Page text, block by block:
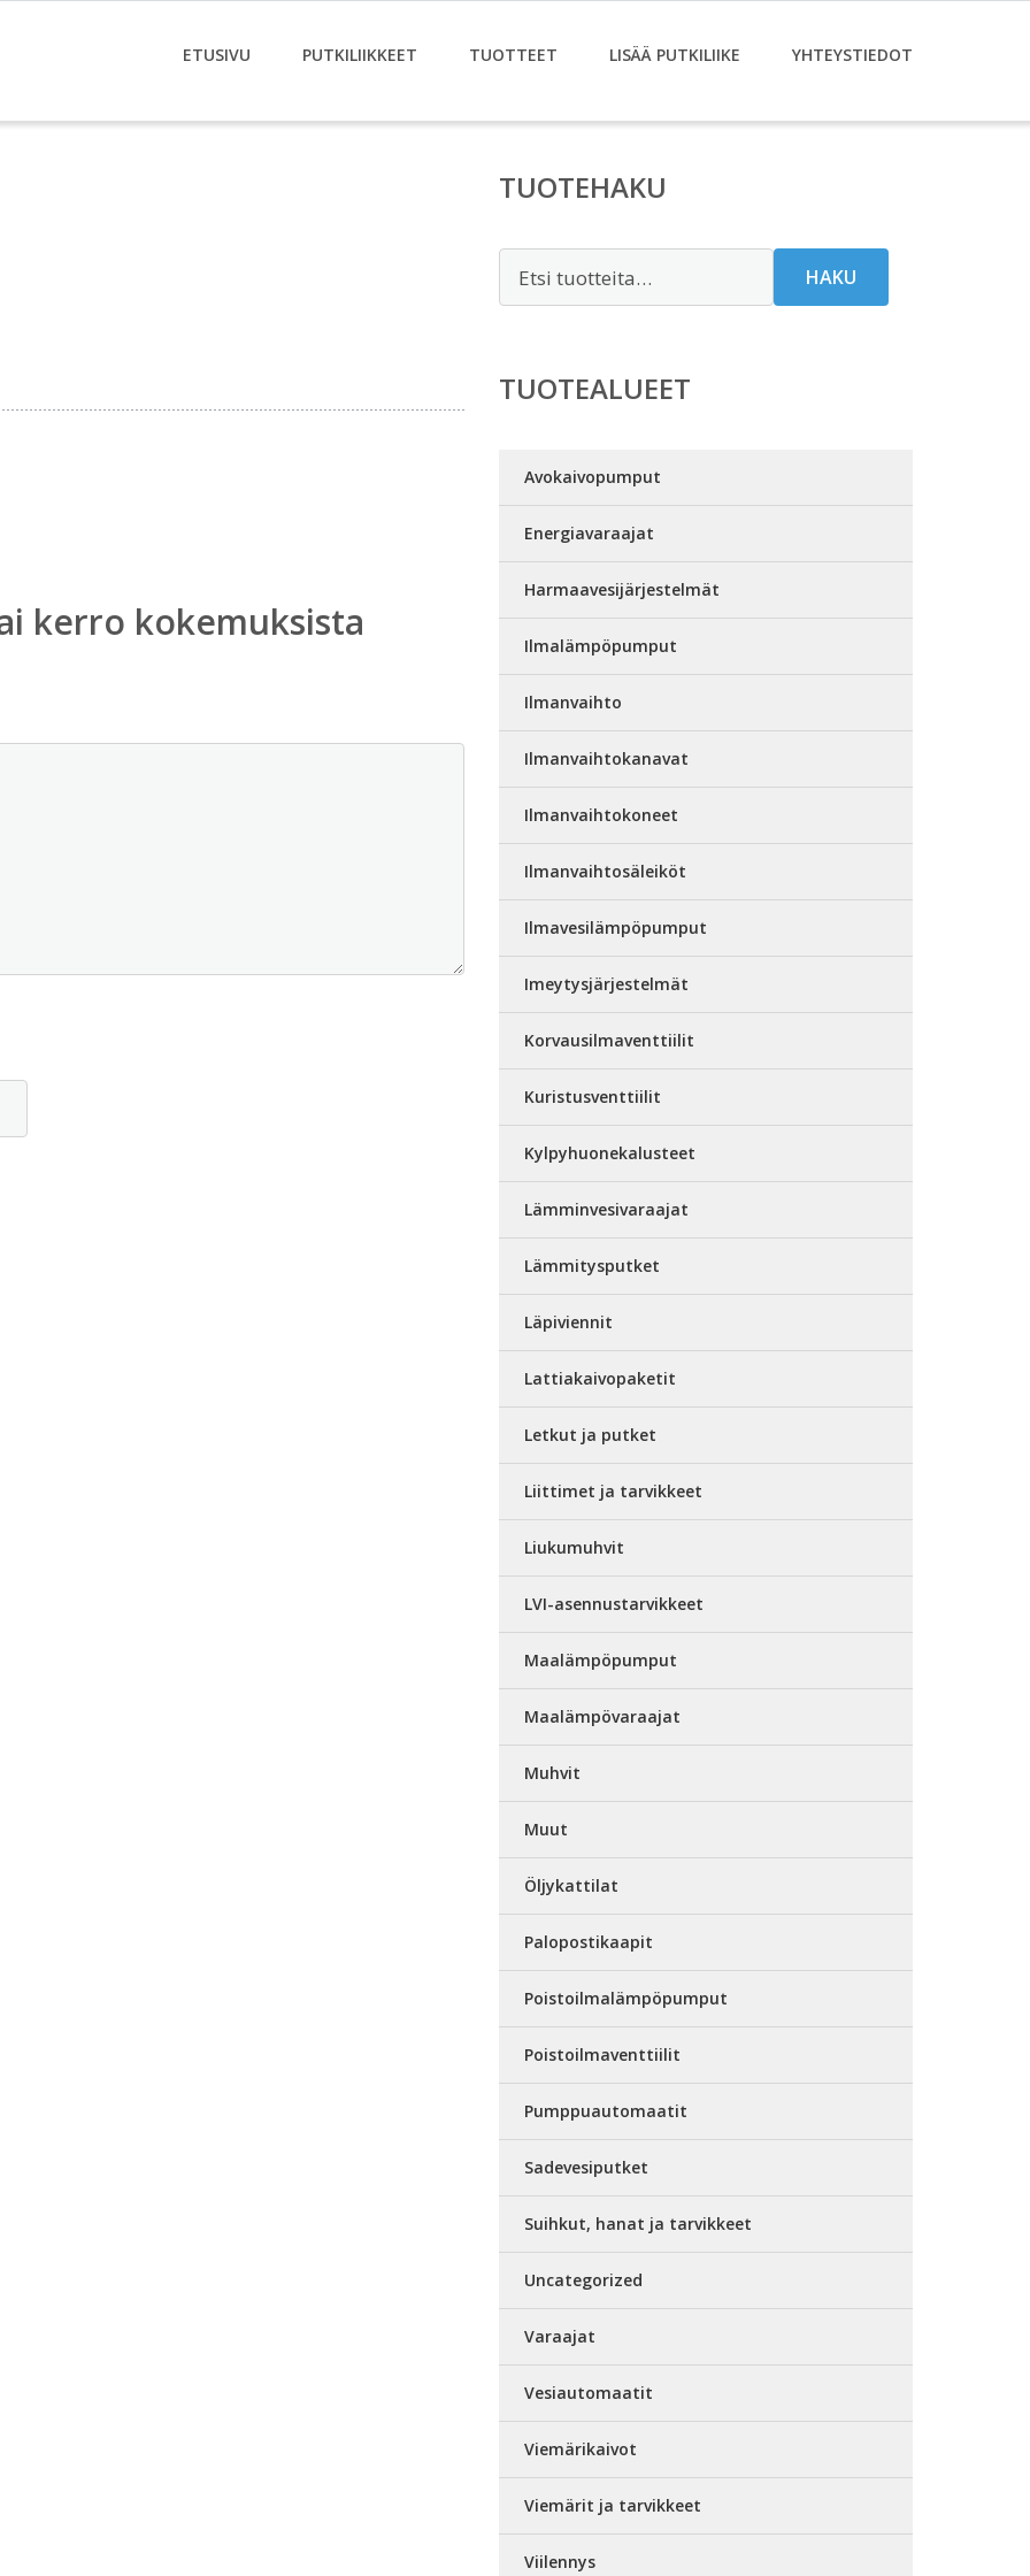
ETUSIVU PUTKILIIKKEET TUOTTEET LISÄÄ PUTKILIIKE YHTEYSTIEDOT
kerro kokemuksista
TUOTEHAKU
HAKU
TUOTEALUEET
Avokaivopumput
Energiavaraajat
Harmaavesijärjestelmät
Ilmalämpöpumput
Ilmanvaihto
Ilmanvaihtokanavat
Ilmanvaihtokoneet
Ilmanvaihtosäleiköt
Ilmavesilämpöpumput
Imeytysjärjestelmät
Korvausilmaventtiilit
Kuristusventtiilit
Kylpyhuonekalusteet
Lämminvesivaraajat
Lämmitysputket
Läpiviennit
Lattiakaivopaketit
Letkut ja putket
Liittimet ja tarvikkeet
Liukumuhvit
LVI-asennustarvikkeet
Maalämpöpumput
Maalämpövaraajat
Muhvit
Muut
Öljykattilat
Palopostikaapit
Poistoilmalämpöpumput
Poistoilmaventtiilit
Pumppuautomaatit
Sadevesiputket
Suihkut, hanat ja tarvikkeet
Uncategorized
Varaajat
Vesiautomaatit
Viemärikaivot
Viemärit ja tarvikkeet
Viilennys